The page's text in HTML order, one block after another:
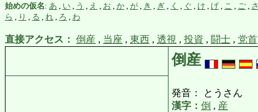
始めの仮名: あ い う え お か が き ぎ く ぐ け げ こ ご さ
ら
り る れ ろ わ
直接アクセス： 倒産 , 当座 , 東西 , 透視 , 投資 , 闘士 , 党首
倒産
発音： とうさん
漢字： 倒 , 産